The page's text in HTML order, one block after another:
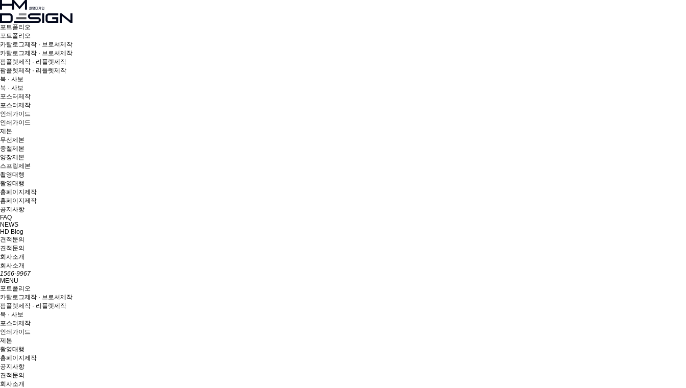
포트폴리오
포트폴리오
카탈로그제작 · 브로셔제작
카탈로그제작 · 브로셔제작
팜플렛제작 · 리플렛제작
팜플렛제작 · 리플렛제작
북 · 사보
북 · 사보
포스터제작
포스터제작
인쇄가이드
인쇄가이드
제본
무선제본
중철제본
양장제본
스프링제본
촬영대행
촬영대행
홈페이지제작
홈페이지제작
공지사항
FAQ
NEWS
HD Blog
견적문의
견적문의
회사소개
회사소개
1566-9967
MENU
포트폴리오
카탈로그제작 · 브로셔제작
팜플렛제작 · 리플렛제작
북 · 사보
포스터제작
인쇄가이드
제본
촬영대행
홈페이지제작
공지사항
견적문의
회사소개